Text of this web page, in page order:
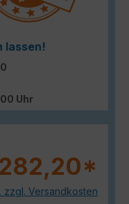
lassen!
Uhr
zzgl. Versandkosten